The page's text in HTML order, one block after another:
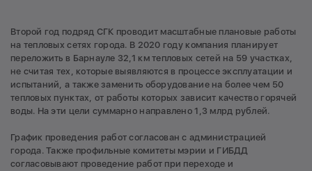
Второй год подряд СГК проводит масштабные плановые работы
на тепловых сетях города. В 2020 году компания планирует
переложить в Барнауле 32,1 км тепловых сетей на 59 участках,
не считая тех, которые выявляются в процессе эксплуатации и
испытаний, а также заменить оборудование на более чем 50
тепловых пунктах, от работы которых зависит качество горячей
воды. На эти цели суммарно направлено 1,3 млрд рублей.
График проведения работ согласован с администрацией
города. Также профильные комитеты мэрии и ГИБДД
согласовывают проведение работ при переходе и